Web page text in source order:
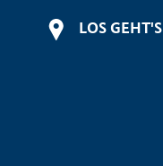
LOS GEHT'S